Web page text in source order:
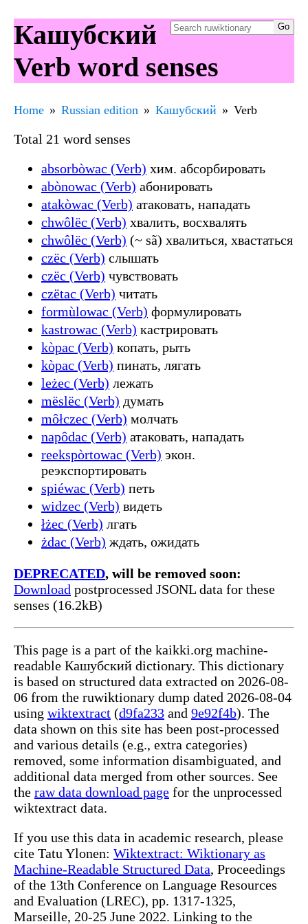
Кашубский
Verb word senses
Home Russian edition Кашубский Verb
Total 21 word senses
absorbòwac (Verb) хим. абсорбировать
abònowac (Verb) абонировать
atakòwac (Verb) атаковать, нападать
chwôlëc (Verb) хвалить, восхвалять
chwôlëc (Verb) (~ sã) хвалиться, хвастаться
czëc (Verb) слышать
czëc (Verb) чувствовать
czëtac (Verb) читать
formùlowac (Verb) формулировать
kastrowac (Verb) кастрировать
kòpac (Verb) копать, рыть
kòpac (Verb) пинать, лягать
leżec (Verb) лежать
mëslëc (Verb) думать
môłczec (Verb) молчать
napôdac (Verb) атаковать, нападать
reekspòrtowac (Verb) экон.
реэкспортировать
spiéwac (Verb) петь
widzec (Verb) видеть
łżec (Verb) лгать
żdac (Verb) ждать, ожидать
DEPRECATED, will be removed soon:
Download postprocessed JSONL data for these
senses (16.2kB)
This page is a part of the kaikki.org machine-
readable Кашубский dictionary. This dictionary
is based on structured data extracted on 2026-08-
06 from the ruwiktionary dump dated 2026-08-04
using wiktextract (d9fa233 and 9e92f4b). The
data shown on this site has been post-processed
and various details (e.g., extra categories)
removed, some information disambiguated, and
additional data merged from other sources. See
the raw data download page for the unprocessed
wiktextract data.
If you use this data in academic research, please
cite Tatu Ylonen: Wiktextract: Wiktionary as
Machine-Readable Structured Data, Proceedings
of the 13th Conference on Language Resources
and Evaluation (LREC), pp. 1317-1325,
Marseille, 20-25 June 2022. Linking to the